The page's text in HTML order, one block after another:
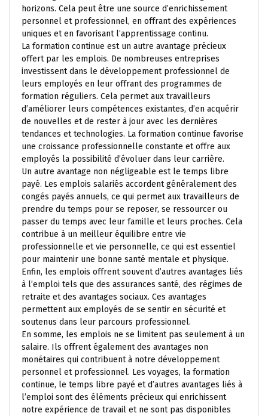
horizons. Cela peut être une source d’enrichissement
personnel et professionnel, en offrant des expériences
uniques et en favorisant l’apprentissage continu.
La formation continue est un autre avantage précieux
offert par les emplois. De nombreuses entreprises
investissent dans le développement professionnel de
leurs employés en leur offrant des programmes de
formation réguliers. Cela permet aux travailleurs
d’améliorer leurs compétences existantes, d’en acquérir
de nouvelles et de rester à jour avec les dernières
tendances et technologies. La formation continue favorise
une croissance professionnelle constante et offre aux
employés la possibilité d’évoluer dans leur carrière.
Un autre avantage non négligeable est le temps libre
payé. Les emplois salariés accordent généralement des
congés payés annuels, ce qui permet aux travailleurs de
prendre du temps pour se reposer, se ressourcer ou
passer du temps avec leur famille et leurs proches. Cela
contribue à un meilleur équilibre entre vie
professionnelle et vie personnelle, ce qui est essentiel
pour maintenir une bonne santé mentale et physique.
Enfin, les emplois offrent souvent d’autres avantages liés
à l’emploi tels que des assurances santé, des régimes de
retraite et des avantages sociaux. Ces avantages
permettent aux employés de se sentir en sécurité et
soutenus dans leur parcours professionnel.
En somme, les emplois ne se limitent pas seulement à un
salaire. Ils offrent également des avantages non
monétaires qui contribuent à notre développement
personnel et professionnel. Les voyages, la formation
continue, le temps libre payé et d’autres avantages liés à
l’emploi sont des éléments précieux qui enrichissent
notre expérience de travail et ne sont pas disponibles